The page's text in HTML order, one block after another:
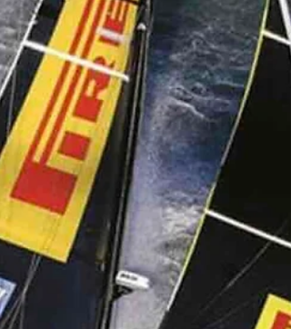
“Checco” Bruni, Josh Junior, Jacopo Plazzi
Marzotto y Simone Salvà— como parte del
proceso de preparación hacia la 38ª
America’s Cup. Es una noticia más dentro
de la larga sucesión de anuncios que,
durante los próximos meses, irán
construyendo el camino hacia Nápoles
Por Darío D'Atri, columnas "Lo que el mar
nos dice" Pero hay una lectura más intere